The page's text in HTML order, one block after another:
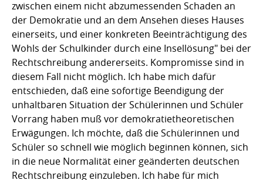
zwischen einem nicht abzumessenden Schaden an
der Demokratie und an dem Ansehen dieses Hauses
einerseits, und einer konkreten Beeinträchtigung des
Wohls der Schulkinder durch eine Insellösung" bei der
Rechtschreibung andererseits. Kompromisse sind in
diesem Fall nicht möglich. Ich habe mich dafür
entschieden, daß eine sofortige Beendigung der
unhaltbaren Situation der Schülerinnen und Schüler
Vorrang haben muß vor demokratietheoretischen
Erwägungen. Ich möchte, daß die Schülerinnen und
Schüler so schnell wie möglich beginnen können, sich
in die neue Normalität einer geänderten deutschen
Rechtschreibung einzuleben. Ich habe für mich